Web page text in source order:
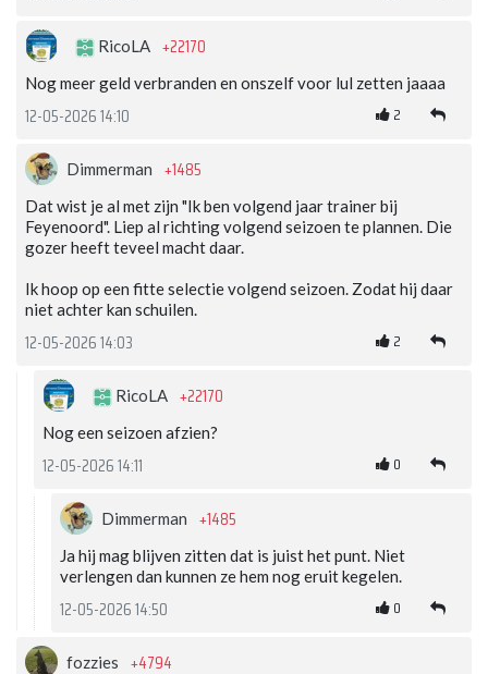
RicoLA +22170
Nog meer geld verbranden en onszelf voor lul zetten jaaaa
12-05-2026 14:10 2
Dimmerman +1485
Dat wist je al met zijn "Ik ben volgend jaar trainer bij
Feyenoord". Liep al richting volgend seizoen te plannen. Die
gozer heeft teveel macht daar.
Ik hoop op een fitte selectie volgend seizoen. Zodat hij daar
niet achter kan schuilen.
12-05-2026 14:03 2
RicoLA +22170
Nog een seizoen afzien?
12-05-2026 14:11 0
Dimmerman +1485
Ja hij mag blijven zitten dat is juist het punt. Niet
verlengen dan kunnen ze hem nog eruit kegelen.
12-05-2026 14:50 0
fozzies +4794